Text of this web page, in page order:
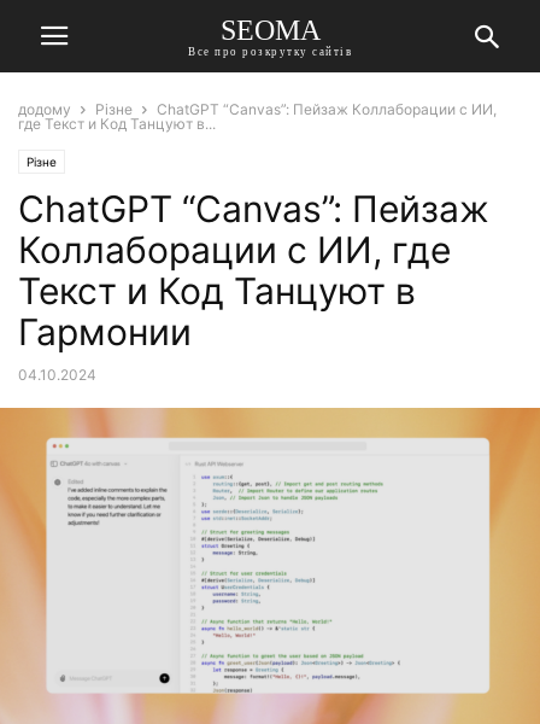
SEOMA
Все про розкрутку сайтів
додому Різне
ChatGPT “Canvas”: Пейзаж Коллаборации с ИИ,
где Текст и Код Танцуют в...
Різне
ChatGPT “Canvas”: Пейзаж
Коллаборации с ИИ, где
Текст и Код Танцуют в
Гармонии
04.10.2024